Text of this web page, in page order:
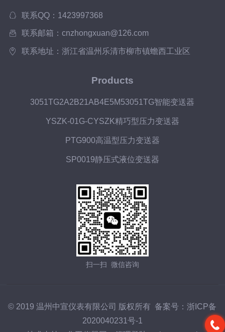
联系QQ：1423997368
联系邮箱：cnzhongxuan@126.com
联系地址：浙江省温州乐清市柳市镇蟾西工业区
Products
3051TG2A2B21AB4E5M53051TG智能变送器
YSZK-01G-CYSZK精巧型压力变送器
PTG900高温型压力变送器
SP0019静压式液位变送器
扫一扫 微信咨询
© 2019 温州中宣仪表有限公司 版权所有 备案号：浙ICP备
2020040231号-1